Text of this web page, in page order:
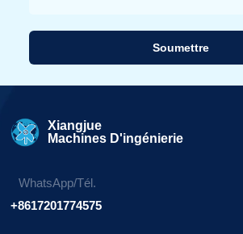
Soumettre
Xiangjue
Machines D'ingénierie
WhatsApp/Tél.
+8617201774575